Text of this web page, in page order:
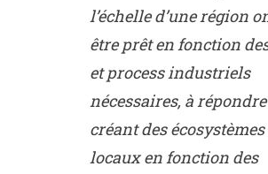
l’échelle d’une région
être prêt en fonction
et process industriels
nécessaires, à
créant des écosystèmes
locaux en fonction des